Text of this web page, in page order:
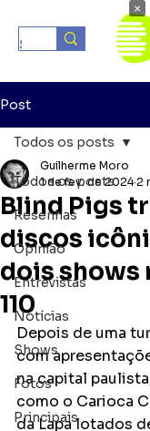
Post
Todos os posts
Resenhas
Opinião
Entrevistas
Notícias
Shows
Fotos
Principais
Todos os posts
Blind Pigs
discos
dois shows
110
Guilherme Moro
1 de fev. de 2024 2
Depois de uma
com
na capital
como o Carioca
da Lapa lotados
×